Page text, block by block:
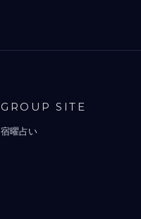
GROUP SITE
宿曜占い